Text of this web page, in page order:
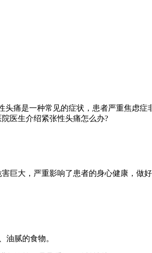
是一种常见的症状，患者严重焦虑症
医生介绍紧张性头痛怎么办?
大，严重影响了患者的身心健康，做
腻的食物。